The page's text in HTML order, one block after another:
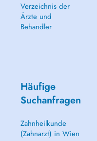
Verzeichnis der
Ärzte und
Behandler
Häufige
Suchanfragen
Zahnheilkunde
(Zahnarzt) in Wien